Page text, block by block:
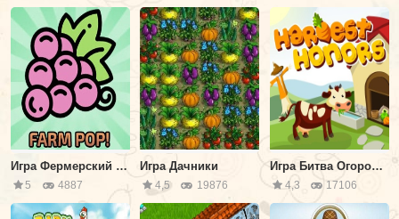
Игра Фермерский Сбор
5 4887
Игра Дачники
4,5 19876
Игра Битва Огородников
4,3 17106